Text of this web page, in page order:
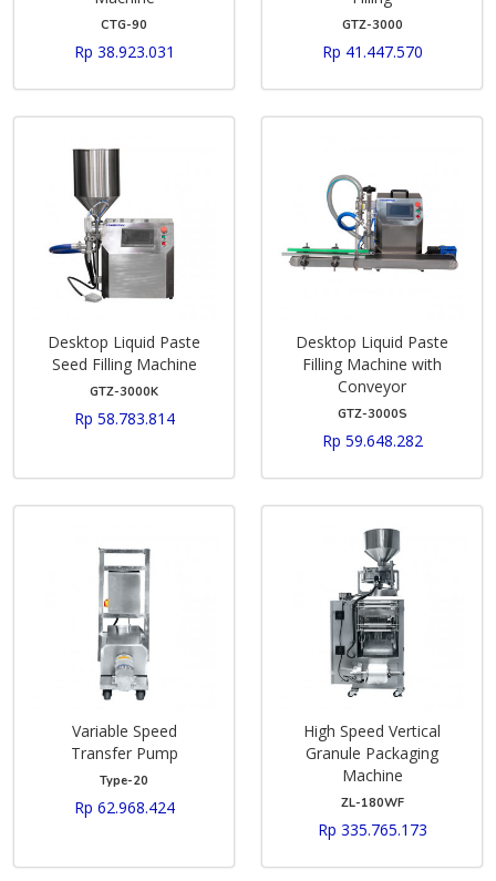
CTG-90
Rp 38.923.031
GTZ-3000
Rp 41.447.570
Desktop Liquid Paste
Seed Filling Machine
GTZ-3000K
Rp 58.783.814
Desktop Liquid Paste
Filling Machine with
Conveyor
GTZ-3000S
Rp 59.648.282
Variable Speed
Transfer Pump
Type-20
Rp 62.968.424
High Speed Vertical
Granule Packaging
Machine
ZL-180WF
Rp 335.765.173